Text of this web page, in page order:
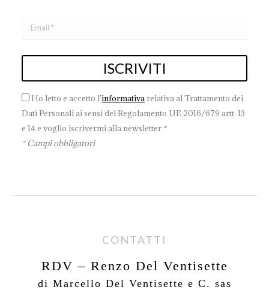
Ho letto e accetto l'informativa relativa al Trattamento dei
Dati Personali ai sensi del Regolamento UE 2016/679 artt. 13
e 14 e voglio iscrivermi alla newsletter *
* Campi obbligatori
CONTATTI
RDV – Renzo Del Ventisette
di Marcello Del Ventisette e C. sas